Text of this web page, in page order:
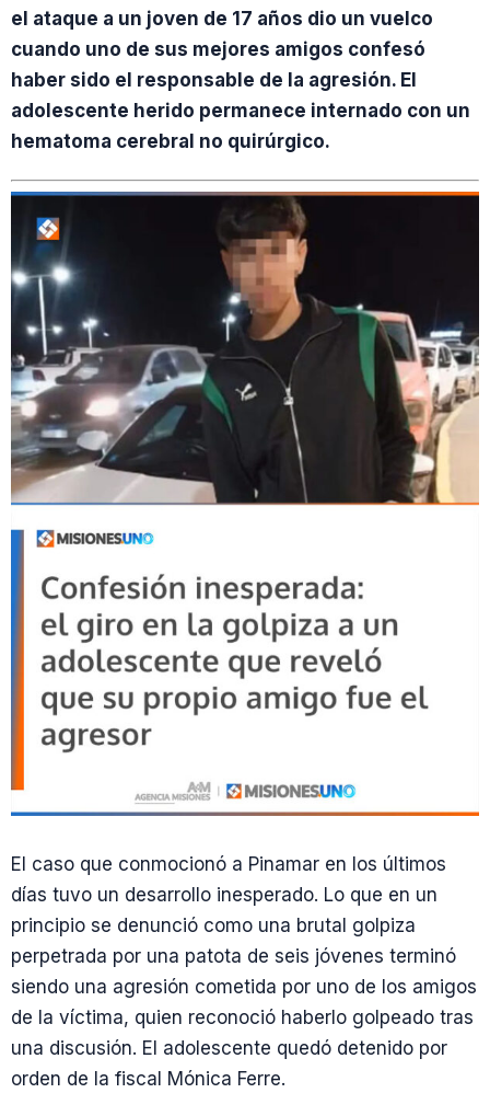
el ataque a un joven de 17 años dio un vuelco
cuando uno de sus mejores amigos confesó
haber sido el responsable de la agresión. El
adolescente herido permanece internado con un
hematoma cerebral no quirúrgico.
El caso que conmocionó a Pinamar en los últimos
días tuvo un desarrollo inesperado. Lo que en un
principio se denunció como una brutal golpiza
perpetrada por una patota de seis jóvenes terminó
siendo una agresión cometida por uno de los amigos
de la víctima, quien reconoció haberlo golpeado tras
una discusión. El adolescente quedó detenido por
orden de la fiscal Mónica Ferre.